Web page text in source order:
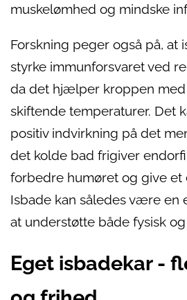
muskelømhed og mindske
Forskning peger også på, at
styrke immunforsvaret ved
da det hjælper kroppen med
skiftende temperaturer. Det
positiv indvirkning på det
det kolde bad frigiver
forbedre humøret og give et
Isbade kan således være en
at understøtte både fysisk
Eget isbadekar -